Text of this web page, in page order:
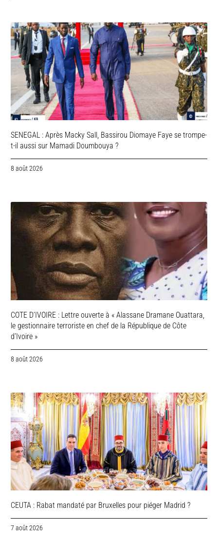
SENEGAL : Après Macky Sall, Bassirou Diomaye Faye se trompe-
t-il aussi sur Mamadi Doumbouya ?
8 août 2026
COTE D’IVOIRE : Lettre ouverte à « Alassane Dramane Ouattara,
le gestionnaire terroriste en chef de la République de Côte
d’Ivoire »
8 août 2026
CEUTA : Rabat mandaté par Bruxelles pour piéger Madrid ?
7 août 2026